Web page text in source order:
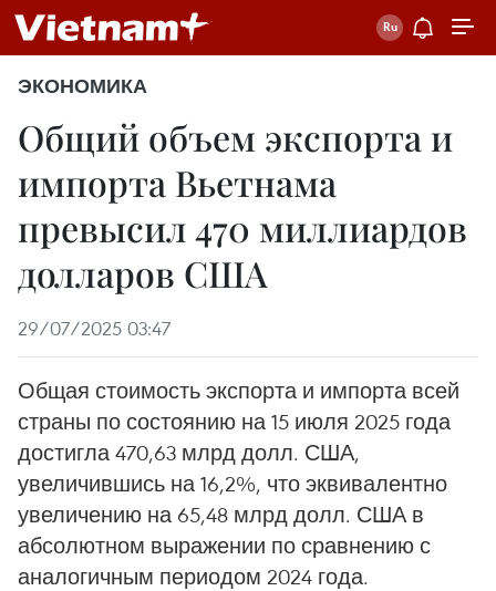
ЭКОНОМИКА
Общий объем экспорта и
импорта Вьетнама
превысил 470 миллиардов
долларов США
29/07/2025 03:47
Общая стоимость экспорта и импорта всей
страны по состоянию на 15 июля 2025 года
достигла 470,63 млрд долл. США,
увеличившись на 16,2%, что эквивалентно
увеличению на 65,48 млрд долл. США в
абсолютном выражении по сравнению с
аналогичным периодом 2024 года.